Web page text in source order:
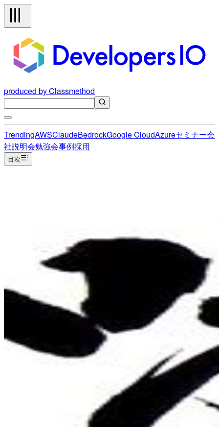
produced by Classmethod
TrendingAWSClaudeBedrockGoogle CloudAzureセミナー会
社説明会勉強会事例採用
目次